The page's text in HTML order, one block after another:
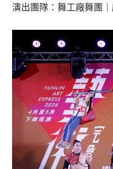
演出團隊：舞工廠舞團